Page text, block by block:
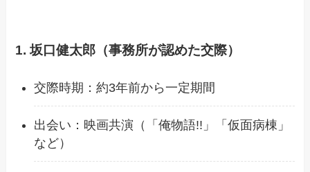
1. 坂口健太郎（事務所が認めた交際）
交際時期：約3年前から一定期間
出会い：映画共演（「俺物語!!」「仮面病棟」
など）